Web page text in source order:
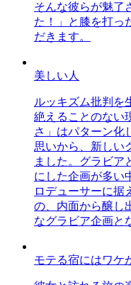
そんな彼らが魅了
た！」と膝を打っ
だきます。
美しい人
ルッキズム批判を
絶えることのない
さ」はパターン化
思いから、新しい
ました。グラビア
にした企画が多い
ロデューサーに据
の、内面から醸し
なグラビア企画と
モテる宿にはワケ